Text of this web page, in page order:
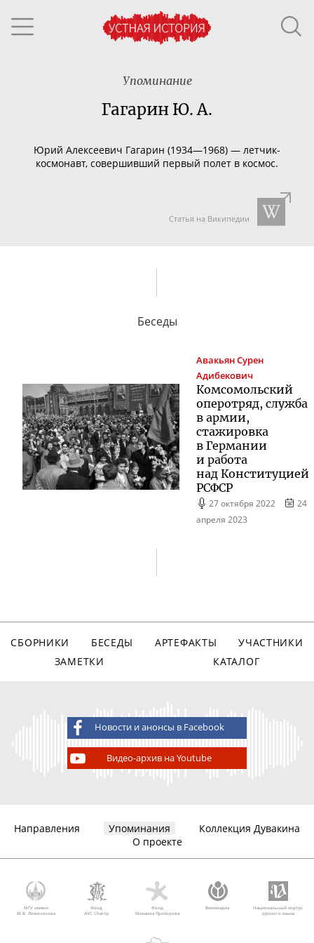
Упоминание
Гагарин Ю. А.
Юрий Алексеевич Гагарин (1934—1968) — летчик-
космонавт, совершивший первый полет в космос.
Статья на Википедии
Беседы
АвакьянСурен
Адибекович
Комсомольский
оперотряд, служба
в армии,
стажировка
в Германии
и работа
над Конституцией
РСФСР
27 октября 2022
24
апреля 2023
СБОРНИКИ БЕСЕДЫ АРТЕФАКТЫ
УЧАСТНИКИ
ЗАМЕТКИ
КАТАЛОГ
Новости и анонсы в Facebook
Видео-архив на Youtube
Направления Упоминания
Коллекция Дувакина
О проекте
МГУ имени
М.В. Ломоносова
Фонд
AVC Charity
Фонд
Михаила Прохорова
Викимедиа
Национальный корпус
русского языка